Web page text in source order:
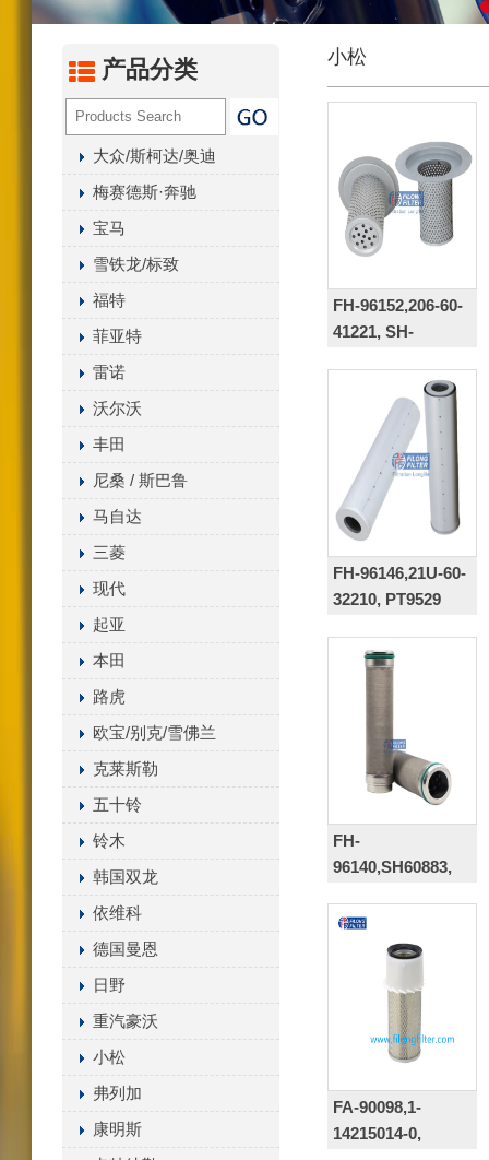
内置燃油过滤器
液压油滤芯
空气干燥罐
曲轴箱通风滤清器
其它滤清器产品
产品分类
大众/斯柯达/奥迪
梅赛德斯·奔驰
宝马
雪铁龙/标致
福特
菲亚特
雷诺
沃尔沃
丰田
尼桑 / 斯巴鲁
马自达
三菱
现代
起亚
本田
路虎
欧宝/别克/雪佛兰
克莱斯勒
五十铃
铃木
韩国双龙
依维科
德国曼恩
日野
重汽豪沃
小松
弗列加
康明斯
小松
FH-96152,206-60-
41221, SH-
FH-96146,21U-60-
32210, PT9529
FH-
96140,SH60883,
FA-90098,1-
14215014-0,